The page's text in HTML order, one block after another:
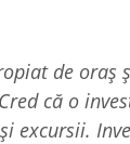
de oraș
că o
excursii.